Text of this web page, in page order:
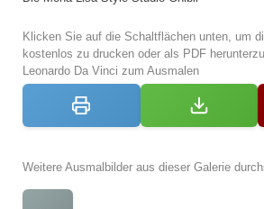
Klicken Sie auf die Schaltflächen unten, um
kostenlos zu drucken oder als PDF
Leonardo Da Vinci zum Ausmalen
Weitere Ausmalbilder aus dieser Galerie